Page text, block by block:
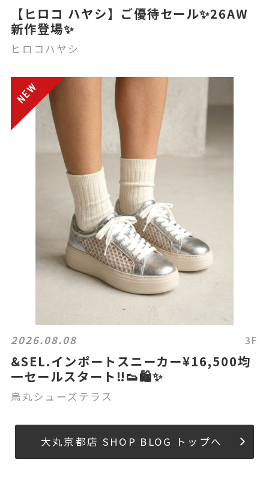
【ヒロコ ハヤシ】ご優待セール✨26AW
新作登場✨
ヒロコハヤシ
2026.08.08 3F
&SEL.インポートスニーカー¥16,500均
一セールスタート‼️👟🛍️✨
烏丸シューズテラス
大丸京都店 SHOP BLOG トップへ